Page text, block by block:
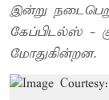
இன்று
கேப்பிடல்ஸ் -
மோதுகின்றன.